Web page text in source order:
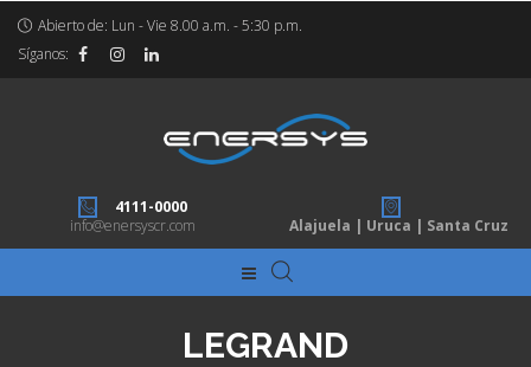
Abierto de: Lun - Vie 8.00 a.m. - 5:30 p.m.
Síganos:
4111-0000
info@enersyscr.com
Alajuela | Uruca | Santa Cruz
LEGRAND